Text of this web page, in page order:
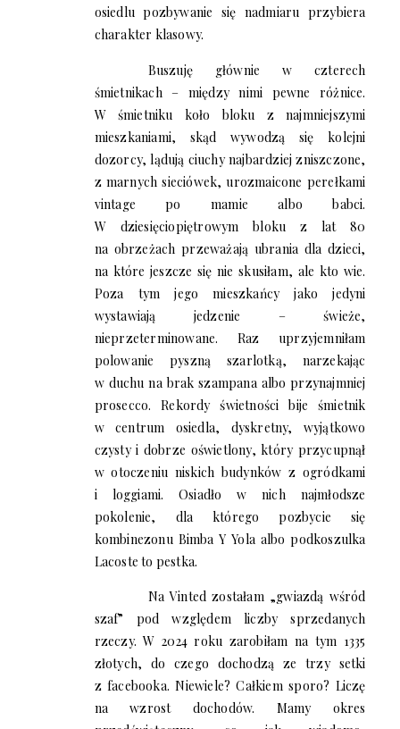
osiedlu pozbywanie się nadmiaru przybiera
charakter klasowy.
Buszuję głównie w czterech
śmietnikach – między nimi pewne różnice.
W śmietniku koło bloku z najmniejszymi
mieszkaniami, skąd wywodzą się kolejni
dozorcy, lądują ciuchy najbardziej zniszczone,
z marnych sieciówek, urozmaicone perełkami
vintage po mamie albo babci.
W dziesięciopiętrowym bloku z lat 80
na obrzeżach przeważają ubrania dla dzieci,
na które jeszcze się nie skusiłam, ale kto wie.
Poza tym jego mieszkańcy jako jedyni
wystawiają jedzenie – świeże,
nieprzeterminowane. Raz uprzyjemniłam
polowanie pyszną szarlotką, narzekając
w duchu na brak szampana albo przynajmniej
prosecco. Rekordy świetności bije śmietnik
w centrum osiedla, dyskretny, wyjątkowo
czysty i dobrze oświetlony, który przycupnął
w otoczeniu niskich budynków z ogródkami
i loggiami. Osiadło w nich najmłodsze
pokolenie, dla którego pozbycie się
kombinezonu Bimba Y Yola albo podkoszulka
Lacoste to pestka.
Na Vinted zostałam „gwiazdą wśród
szaf” pod względem liczby sprzedanych
rzeczy. W 2024 roku zarobiłam na tym 1335
złotych, do czego dochodzą ze trzy setki
z facebooka. Niewiele? Całkiem sporo? Liczę
na wzrost dochodów. Mamy okres